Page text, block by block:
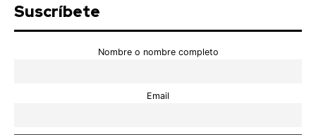
Suscríbete
Nombre o nombre completo
Email